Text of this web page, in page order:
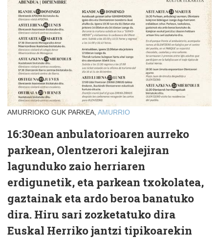
AMURRIOKO GUK PARKEA, AMURRIO
16:30ean anbulatorioaren aurreko
parkean, Olentzerori kalejiran
lagunduko zaio herriaren
erdigunetik, eta parkean txokolatea,
gaztainak eta ardo beroa banatuko
dira. Hiru sari zozketatuko dira
Euskal Herriko jantzi tipikoarekin